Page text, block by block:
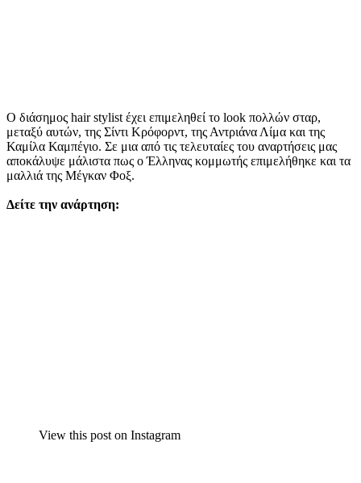
Ο διάσημος hair stylist έχει επιμεληθεί το look πολλών σταρ,
μεταξύ αυτών, της Σίντι Κρόφορντ, της Αντριάνα Λίμα και της
Καμίλα Καμπέγιο. Σε μια από τις τελευταίες του αναρτήσεις μας
αποκάλυψε μάλιστα πως ο Έλληνας κομμωτής επιμελήθηκε και τα
μαλλιά της Μέγκαν Φοξ.
Δείτε την ανάρτηση:
View this post on Instagram